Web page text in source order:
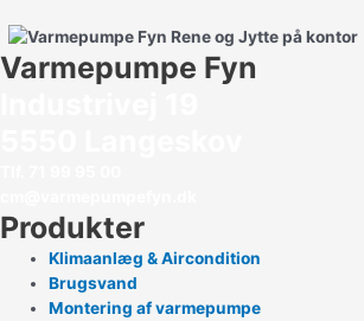
Varmepumpe Fyn
Produkter
Klimaanlæg & Aircondition
Brugsvand
Montering af varmepumpe